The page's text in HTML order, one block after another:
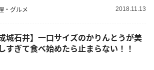
・グルメ 2018.11.13
成城石井】一口サイズのかりんとうが美
すぎて食べ始めたら止まらない！！